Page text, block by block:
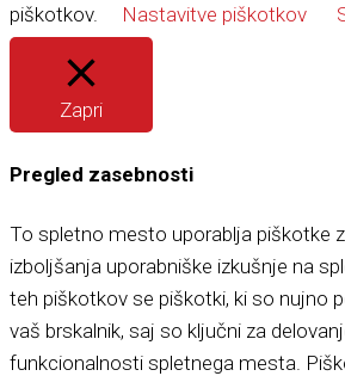
piškotkov.
Nastavitve piškotkov
Zapri
Pregled zasebnosti
To spletno mesto uporablja piškotke
izboljšanja uporabniške izkušnje na
teh piškotkov se piškotki, ki so nujno
vaš brskalnik, saj so ključni za
funkcionalnosti spletnega mesta.